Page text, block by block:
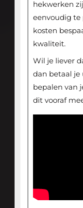
hekwerken
eenvoudig te
kosten
kwaliteit.
Wil je liever
dan betaal je
bepalen van
dit vooraf